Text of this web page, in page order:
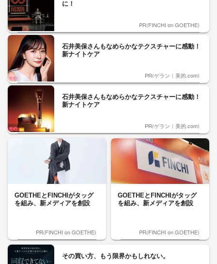
に！
PR(FINCHI on GOETHE)
石井美保さんもなめらかなテクスチャーに感動！
新ナイトケア
PR(ゲラン｜美的.com)
石井美保さんもなめらかなテクスチャーに感動！
新ナイトケア
PR(ゲラン｜美的.com)
GOETHEとFINCHIがタッグ
を組み、新メディアを創設
PR(FINCHI on GOETHE)
GOETHEとFINCHIがタッグ
を組み、新メディアを創設
PR(FINCHI on GOETHE)
その買い方、もう限界かもしれない。